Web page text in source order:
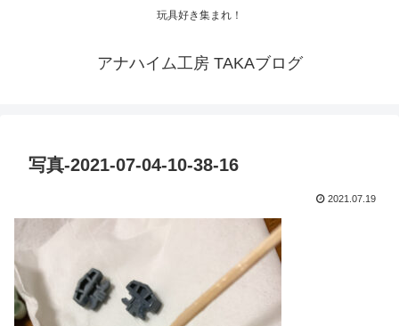
玩具好き集まれ！
アナハイム工房 TAKAブログ
写真-2021-07-04-10-38-16
2021.07.19